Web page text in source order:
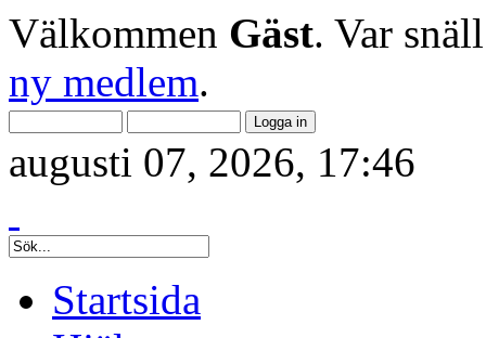
Välkommen Gäst. Var
ny medlem.
augusti 07, 2026, 17:46
Startsida